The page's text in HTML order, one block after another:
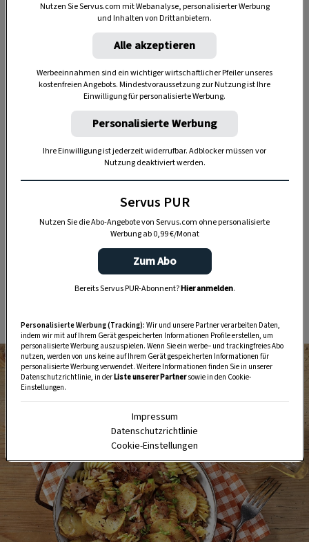
„Servus Garten“ auf WhatsApp
Nutzen Sie WhatsApp auf Ihrem Handy und lieben es, auf
dem Balkon, der Terrasse oder im Garten zu werkeln? In
unserem kostenlosen WhatsApp-Kanal finden Sie täglich
Tipps und Tricks für Garten, Terrasse, Balkon- und
HIER MEHR ERFAHREN
Restlküche, wie sie Groß und Klein schmeckt. So
Nutzen Sie Servus.com mit Webanalyse, personalisierter Werbung
und Inhalten von Drittanbietern.
Alle akzeptieren
Werbeeinnahmen sind ein wichtiger wirtschaftlicher Pfeiler unseres
kostenfreien Angebots. Mindestvoraussetzung zur Nutzung ist Ihre
Einwilligung für personalisierte Werbung.
Personalisierte Werbung
Ihre Einwilligung ist jederzeit widerrufbar. Adblocker müssen vor
Nutzung deaktiviert werden.
Servus PUR
Nutzen Sie die Abo-Angebote von Servus.com ohne personalisierte
Werbung ab 0,99 €/Monat
Zum Abo
Bereits Servus PUR-Abonnent?Hier anmelden.
Personalisierte Werbung (Tracking): Wir und unsere Partner verarbeiten Daten,
indem wir mit auf Ihrem Gerät gespeicherten Informationen Profile erstellen, um
personalisierte Werbung auszuspielen. Wenn Sie ein werbe– und trackingfreies Abo
nutzen, werden von uns keine auf Ihrem Gerät gespeicherten Informationen für
personalisierte Werbung verwendet. Weitere Informationen finden Sie in unserer
Datenschutzrichtlinie, in derListe unserer Partnersowie in den Cookie-
Einstellungen.
Impressum
Datenschutzrichtlinie
Cookie-Einstellungen